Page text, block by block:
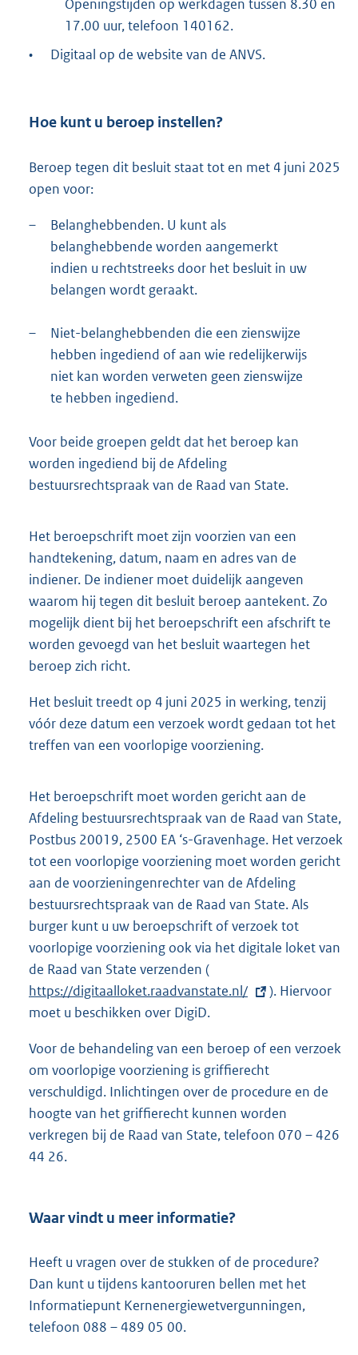
Openingstijden op werkdagen tussen 8.30 en
17.00 uur, telefoon 140162.
•
Digitaal op de website van de ANVS.
Hoe kunt u beroep instellen?
Beroep tegen dit besluit staat tot en met 4 juni 2025
open voor:
–
Belanghebbenden. U kunt als
belanghebbende worden aangemerkt
indien u rechtstreeks door het besluit in uw
belangen wordt geraakt.
–
Niet-belanghebbenden die een zienswijze
hebben ingediend of aan wie redelijkerwijs
niet kan worden verweten geen zienswijze
te hebben ingediend.
Voor beide groepen geldt dat het beroep kan
worden ingediend bij de Afdeling
bestuursrechtspraak van de Raad van State.
Het beroepschrift moet zijn voorzien van een
handtekening, datum, naam en adres van de
indiener. De indiener moet duidelijk aangeven
waarom hij tegen dit besluit beroep aantekent. Zo
mogelijk dient bij het beroepschrift een afschrift te
worden gevoegd van het besluit waartegen het
beroep zich richt.
Het besluit treedt op 4 juni 2025 in werking, tenzij
vóór deze datum een verzoek wordt gedaan tot het
treffen van een voorlopige voorziening.
Het beroepschrift moet worden gericht aan de
Afdeling bestuursrechtspraak van de Raad van State,
Postbus 20019, 2500 EA ‘s-Gravenhage. Het verzoek
tot een voorlopige voorziening moet worden gericht
aan de voorzieningenrechter van de Afdeling
bestuursrechtspraak van de Raad van State. Als
burger kunt u uw beroepschrift of verzoek tot
voorlopige voorziening ook via het digitale loket van
de Raad van State verzenden (
x
t
r
n
e
l
i
https://digitaalloket.raadvanstate.nl/
). Hiervoor
moet u beschikken over DigiD.
Voor de behandeling van een beroep of een verzoek
om voorlopige voorziening is griffierecht
verschuldigd. Inlichtingen over de procedure en de
hoogte van het griffierecht kunnen worden
verkregen bij de Raad van State, telefoon 070 – 426
44 26.
Waar vindt u meer informatie?
Heeft u vragen over de stukken of de procedure?
Dan kunt u tijdens kantooruren bellen met het
Informatiepunt Kernenergiewetvergunningen,
telefoon 088 – 489 05 00.